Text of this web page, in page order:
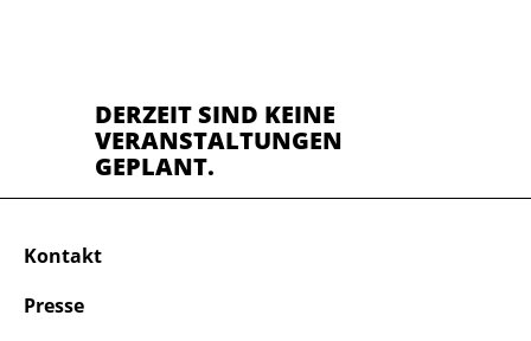
DERZEIT SIND KEINE
VERANSTALTUNGEN
GEPLANT.
Kontakt
Presse